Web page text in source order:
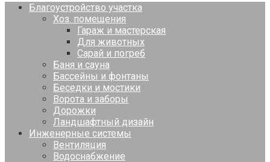
Благоустройство участка
Хоз. помещения
Гараж и мастерская
Для животных
Сарай и погреб
Баня и сауна
Бассейны и фонтаны
Беседки и мостики
Ворота и заборы
Дорожки
Ландшафтный дизайн
Инженерные системы
Вентиляция
Водоснабжение